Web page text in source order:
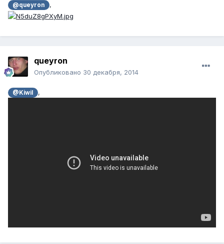
@queyron ,
queyron
Опубликовано 30 декабря, 2014
@Kiwil ,